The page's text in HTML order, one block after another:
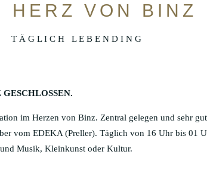
HERZ VON BINZ
T Ä G L I C H L E B E N D I N G
im Herzen von Binz. Zentral gelegen und sehr
vom EDEKA (Preller). Täglich von 16 Uhr bis 01
Musik, Kleinkunst oder Kultur.